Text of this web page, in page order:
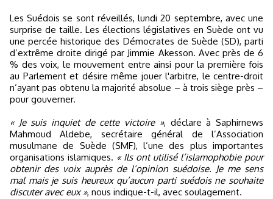
Les Suédois se sont réveillés, lundi 20 septembre, avec une
surprise de taille. Les élections législatives en Suède ont vu
une percée historique des Démocrates de Suède (SD), parti
d’extrême droite dirigé par Jimmie Akesson. Avec près de 6
% des voix, le mouvement entre ainsi pour la première fois
au Parlement et désire même jouer l'arbitre, le centre-droit
n’ayant pas obtenu la majorité absolue – à trois siège près –
pour gouverner.
« Je suis inquiet de cette victoire », déclare à Saphirnews
Mahmoud Aldebe, secrétaire général de l’Association
musulmane de Suède (SMF), l’une des plus importantes
organisations islamiques. « Ils ont utilisé l’islamophobie pour
obtenir des voix auprès de l’opinion suédoise. Je me sens
mal mais je suis heureux qu’aucun parti suédois ne souhaite
discuter avec eux », nous indique-t-il, avec soulagement.